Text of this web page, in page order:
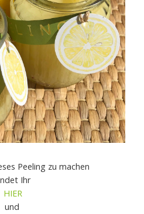
Peeling zu machen
Ihr
HIER
und